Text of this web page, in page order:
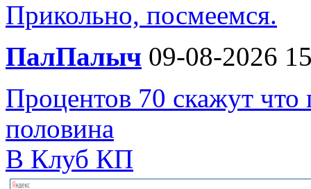
Прикольно, посмеемся.
ПалПалыч 09-08-2026
Процентов 70 скажут что
половина
В Клуб КП